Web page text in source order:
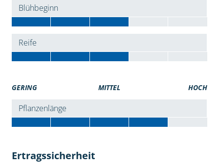
Blühbeginn
Reife
GERING MITTEL HOCH
Pflanzenlänge
Ertragssicherheit